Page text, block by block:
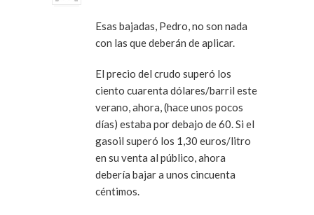
Esas bajadas, Pedro, no son nada
con las que deberán de aplicar.
El precio del crudo superó los
ciento cuarenta dólares/barril este
verano, ahora, (hace unos pocos
días) estaba por debajo de 60. Si el
gasoil superó los 1,30 euros/litro
en su venta al público, ahora
debería bajar a unos cincuenta
céntimos.